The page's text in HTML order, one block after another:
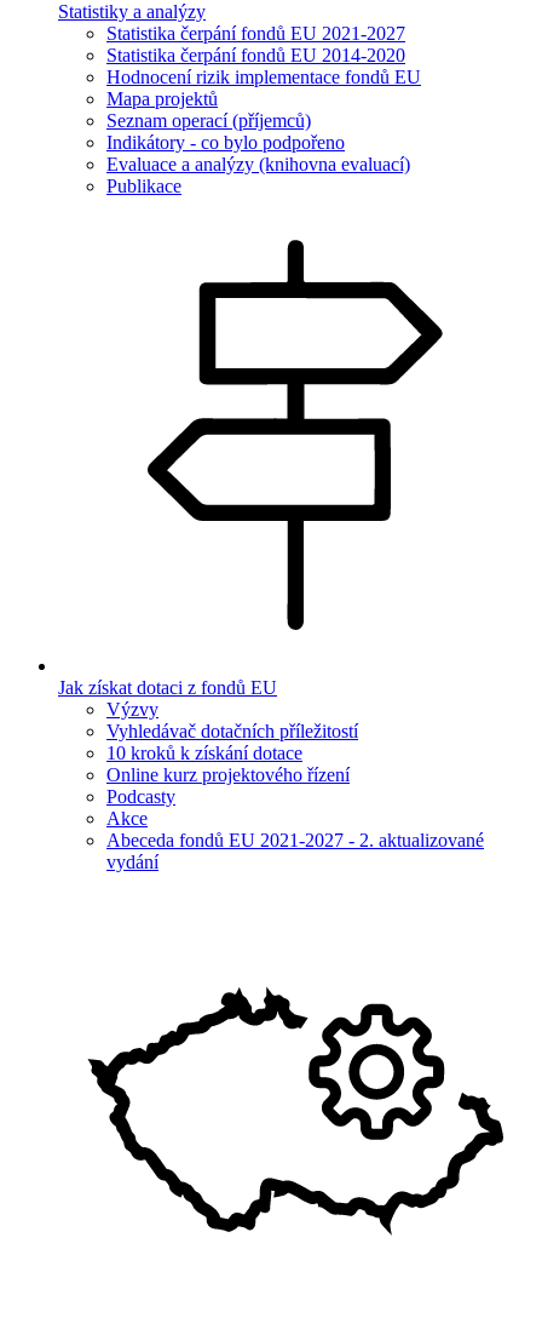
Statistiky a analýzy
Statistika čerpání fondů EU 2021-2027
Statistika čerpání fondů EU 2014-2020
Hodnocení rizik implementace fondů EU
Mapa projektů
Seznam operací (příjemců)
Indikátory - co bylo podpořeno
Evaluace a analýzy (knihovna evaluací)
Publikace
Jak získat dotaci z fondů EU
Výzvy
Vyhledávač dotačních příležitostí
10 kroků k získání dotace
Online kurz projektového řízení
Podcasty
Akce
Abeceda fondů EU 2021-2027 - 2. aktualizované
vydání